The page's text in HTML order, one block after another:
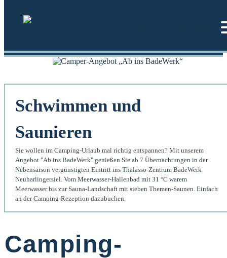
springen
Schwimmen und
Saunieren
Sie wollen im Camping-Urlaub mal richtig entspannen? Mit unserem
Angebot "Ab ins BadeWerk" genießen Sie ab 7 Übernachtungen in der
Nebensaison vergünstigten Eintritt ins Thalasso-Zentrum BadeWerk
Neuharlingersiel. Vom Meerwasser-Hallenbad mit 31 °C warem
Meerwasser bis zur Sauna-Landschaft mit sieben Themen-Saunen. Einfach
an der Camping-Rezeption dazubuchen.
Camping-